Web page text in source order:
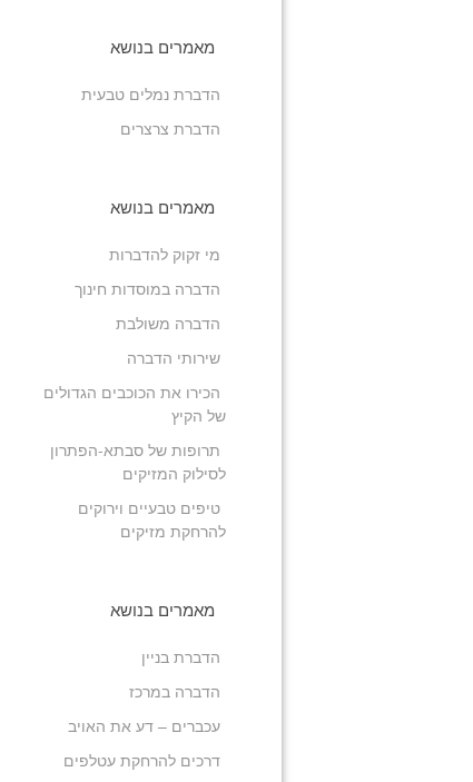
מאמרים בנושא
הדברת נמלים טבעית
הדברת צרצרים
מאמרים בנושא
מי זקוק להדברות
הדברה במוסדות חינוך
הדברה משולבת
שירותי הדברה
הכירו את הכוכבים הגדולים
של הקיץ
תרופות של סבתא-הפתרון
לסילוק המזיקים
טיפים טבעיים וירוקים
להרחקת מזיקים
מאמרים בנושא
הדברת בניין
הדברה במרכז
עכברים – דע את האויב
דרכים להרחקת עטלפים